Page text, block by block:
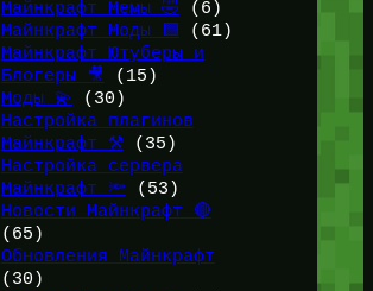
Майнкрафт Мемы 🤣 (6)
Майнкрафт Моды 🟩 (61)
Майнкрафт Ютуберы и
Блогеры 🎥
(15)
Моды 💫
(30)
Настройка плагинов
Майнкрафт ⚒️(35)
Настройка сервера
Майнкрафт 🔦 (53)
Новости Майнкрафт 🔴
(65)
Обновления Майнкрафт
(30)